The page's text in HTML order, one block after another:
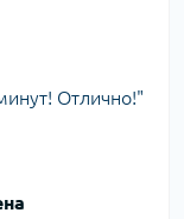
Отлично!"